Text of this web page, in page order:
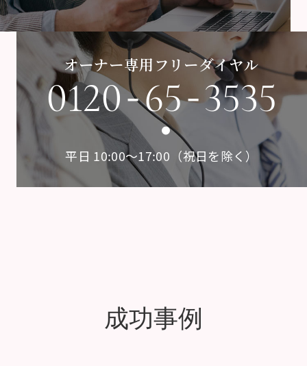
オーナー専用フリーダイヤル
0120-65-3535
平日 10:00〜17:00（祝日を除く）
成功事例